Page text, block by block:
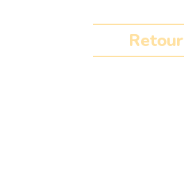
Retour